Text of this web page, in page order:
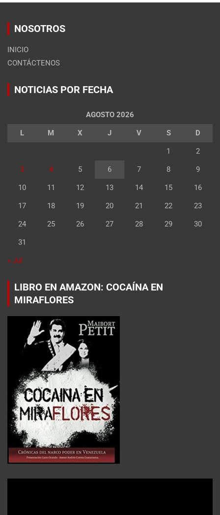
NOSOTROS
INICIO
CONTÁCTENOS
NOTICIAS POR FECHA
AGOSTO 2026
L M X J V S D
1 2
3 4 5 6 7 8 9
10 11 12 13 14 15 16
17 18 19 20 21 22 23
24 25 26 27 28 29 30
31
« Jul
LIBRO EN AMAZON: COCAÍNA EN
MIRAFLORES